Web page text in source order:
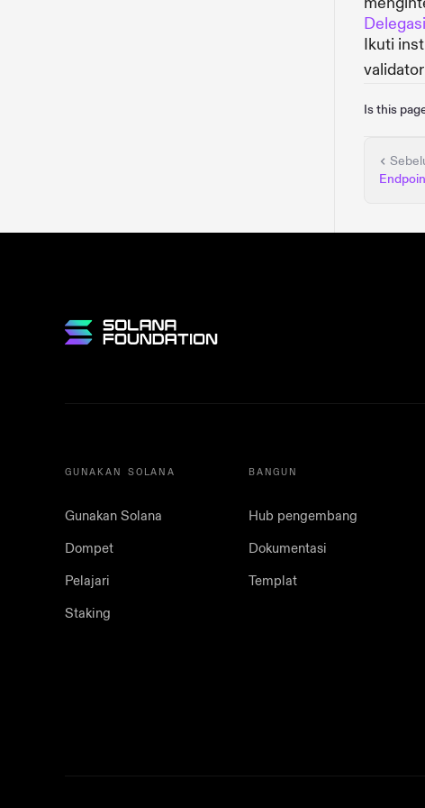
Ikuti
Is this
GUNAKAN SOLANA
Gunakan Solana
Dompet
Pelajari
Staking
BANGUN
Hub pengembang
Dokumentasi
Templat